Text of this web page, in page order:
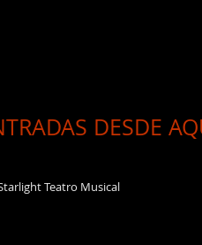
DESDE
Teatro Musical